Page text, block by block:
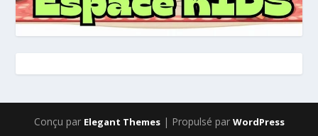
Conçu par Elegant Themes| Propulsé par WordPress